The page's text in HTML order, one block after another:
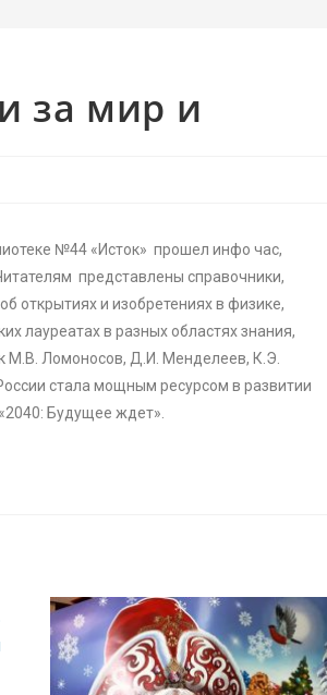
за мир и
№44 «Исток» прошел инфо час,
представлены справочники,
открытиях и изобретениях в физике,
лауреатах в разных областях знания,
М.В. Ломоносов, Д.И. Менделеев, К.Э.
стала мощным ресурсом в развитии
Будущее ждет».